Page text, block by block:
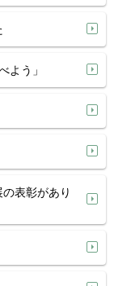
よう」
表彰があり